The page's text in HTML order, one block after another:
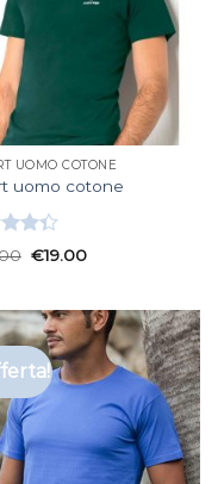
UOMO COTONE
uomo cotone
€19.00